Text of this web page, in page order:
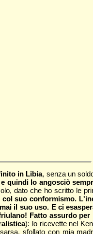
in Libia, senza un
quindi lo angosciò
dato che ho scritto le
suo conformismo.
il suo uso. E ci
Fatto assurdo
): lo ricevette nel
sfollato con mia